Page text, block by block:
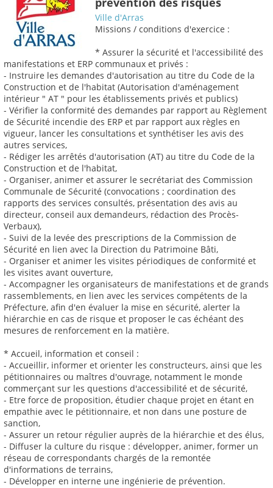
Ville d'Arras
Missions / conditions d'exercice :
* Assurer la sécurité et l'accessibilité des
manifestations et ERP communaux et privés :
- Instruire les demandes d'autorisation au titre du Code de la
Construction et de l'habitat (Autorisation d'aménagement
intérieur " AT " pour les établissements privés et publics)
- Vérifier la conformité des demandes par rapport au Règlement
de Sécurité incendie des ERP et par rapport aux règles en
vigueur, lancer les consultations et synthétiser les avis des
autres services,
- Rédiger les arrêtés d'autorisation (AT) au titre du Code de la
Construction et de l'habitat,
- Organiser, animer et assurer le secrétariat des Commission
Communale de Sécurité (convocations ; coordination des
rapports des services consultés, présentation des avis au
directeur, conseil aux demandeurs, rédaction des Procès-
Verbaux),
- Suivi de la levée des prescriptions de la Commission de
Sécurité en lien avec la Direction du Patrimoine Bâti,
- Organiser et animer les visites périodiques de conformité et
les visites avant ouverture,
- Accompagner les organisateurs de manifestations et de grands
rassemblements, en lien avec les services compétents de la
Préfecture, afin d'en évaluer la mise en sécurité, alerter la
hiérarchie en cas de risque et proposer le cas échéant des
mesures de renforcement en la matière.
* Accueil, information et conseil :
- Accueillir, informer et orienter les constructeurs, ainsi que les
pétitionnaires ou maîtres d'ouvrage, notamment le monde
commerçant sur les questions d'accessibilité et de sécurité,
- Etre force de proposition, étudier chaque projet en étant en
empathie avec le pétitionnaire, et non dans une posture de
sanction,
- Assurer un retour régulier auprès de la hiérarchie et des élus,
- Diffuser la culture du risque : développer, animer, former un
réseau de correspondants chargés de la remontée
d'informations de terrains,
- Développer en interne une ingénierie de prévention.